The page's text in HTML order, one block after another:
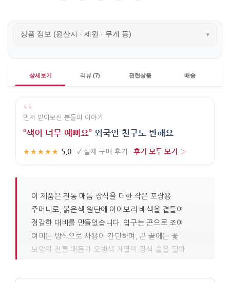
상품 정보 (원산지 · 제원 · 무게 등) ▾
상세보기 리뷰 (7) 관련상품 배송
“
먼저 받아보신 분들의 이야기
“색이 너무 예뻐요” 외국인 친구도 반해요
★★★★★ 5.0 · ✓ 실제 구매 후기 · 후기 모두 보기 ›
이 제품은 전통 매듭 장식을 더한 작은 포장용
주머니로, 붉은색 원단에 아이보리 배색을 곁들여
정갈한 대비를 만들었습니다. 입구는 끈으로 조여
여미는 방식으로 사용이 간단하며, 끈 끝에는 꽃
모양의 전통 매듭과 오방색 계열의 장식 술을 달아
단단히 고정하여 흐트러짐이 적으며, 작은 면적에서도